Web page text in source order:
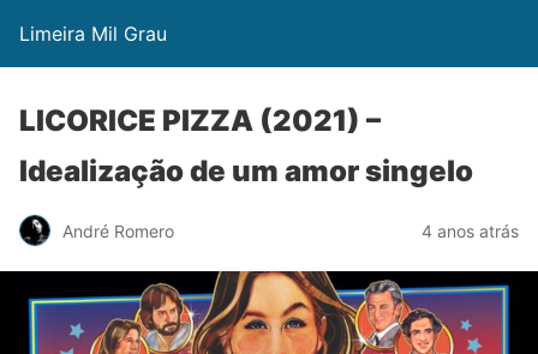
Limeira Mil Grau
LICORICE PIZZA (2021) –
Idealização de um amor singelo
André Romero 4 anos atrás